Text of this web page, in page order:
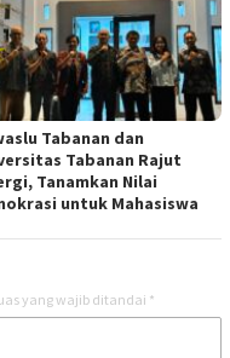
Tabanan dan
Tabanan Rajut
Tanamkan Nilai
untuk Mahasiswa
yang wajib ditandai *